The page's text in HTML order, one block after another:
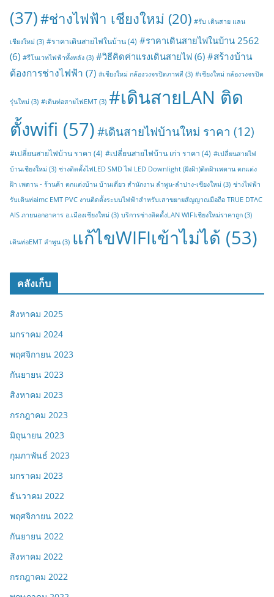
(37)#ช่างไฟฟ้า เชียงใหม่ (20) #รับ เดินสาย แลน
เชียงใหม่ (3) #ราคาเดินสายไฟในบ้าน(4) #ราคาเดินสายไฟในบ้าน 2562
(6) #รีโนเวทไฟฟ้าทั้งหลัง (3) #วิธีคิดค่าแรงเดินสายไฟ (6) #สร้างบ้าน
ต้องการช่างไฟฟ้า (7) #เชียงใหม่ กล้องวงจรปิดภาพสี (3) #เชียงใหม่ กล้องวงจรปิด
รุ่นใหม่ (3) #เดินท่อสายไฟEMT (3) #เดินสายLAN ติด
ตั้งwifi (57)#เดินสายไฟบ้านใหม่ ราคา (12)
#เปลี่ยนสายไฟบ้าน ราคา (4) #เปลี่ยนสายไฟบ้าน เก่า ราคา (4) #เปลี่ยนสายไฟ
บ้านเชียงใหม่ (3) ช่างติดตั้งไฟLED SMD ไฟ LED Downlight (ฝังฝ้า)ติดฝ้าเพดาน ตกแต่ง
ฝ้า เพดาน - ร้านค้า ตกแต่งบ้าน บ้านเดี่ยว สำนักงาน ลำพูน-ลำปาง-เชียงใหม่ (3) ช่างไฟฟ้า
รับเดินท่อimc EMT PVC งานติดตั้งระบบไฟฟ้าสำหรับเสาขยายสัญญาณมือถือ TRUE DTAC
AIS ภายนอกอาคาร อ.เมืองเชียงใหม่ (3) บริการช่างติดตั้งLAN WIFIเชียงใหม่ราคาถูก (3)
เดินท่อEMT ลำพูน (3) แก้ไขWIFIเข้าไม่ได้ (53)
คลังเก็บ
สิงหาคม 2025
มกราคม 2024
พฤศจิกายน 2023
กันยายน 2023
สิงหาคม 2023
กรกฎาคม 2023
มิถุนายน 2023
กุมภาพันธ์ 2023
มกราคม 2023
ธันวาคม 2022
พฤศจิกายน 2022
กันยายน 2022
สิงหาคม 2022
กรกฎาคม 2022